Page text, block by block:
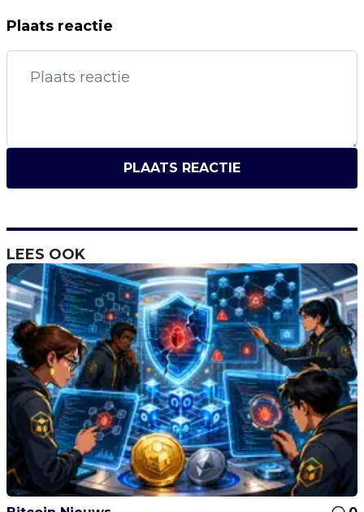
Plaats reactie
PLAATS REACTIE
LEES OOK